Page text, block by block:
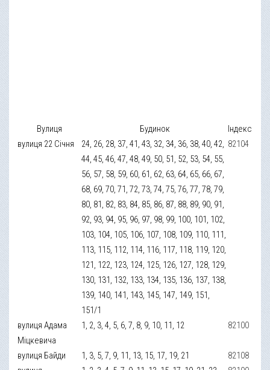
Вулиця Будинок
Індекс
вулиця 22 Січня
24, 26, 28, 37, 41, 43, 32, 34, 36, 38, 40, 42,
44, 45, 46, 47, 48, 49, 50, 51, 52, 53, 54, 55,
56, 57, 58, 59, 60, 61, 62, 63, 64, 65, 66, 67,
68, 69, 70, 71, 72, 73, 74, 75, 76, 77, 78, 79,
80, 81, 82, 83, 84, 85, 86, 87, 88, 89, 90, 91,
92, 93, 94, 95, 96, 97, 98, 99, 100, 101, 102,
103, 104, 105, 106, 107, 108, 109, 110, 111,
113, 115, 112, 114, 116, 117, 118, 119, 120,
121, 122, 123, 124, 125, 126, 127, 128, 129,
130, 131, 132, 133, 134, 135, 136, 137, 138,
139, 140, 141, 143, 145, 147, 149, 151,
151/1
82104
вулиця Адама
Міцкевича
1, 2, 3, 4, 5, 6, 7, 8, 9, 10, 11, 12 82100
вулиця Байди 1, 3, 5, 7, 9, 11, 13, 15, 17, 19, 21
82108